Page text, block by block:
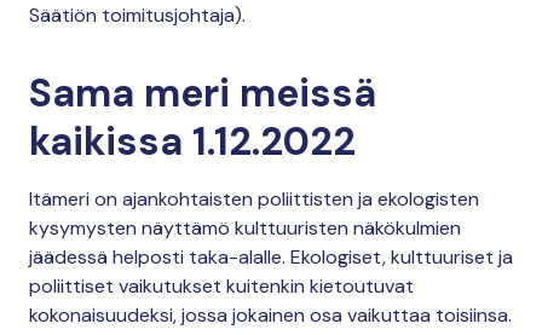
Säätiön toimitusjohtaja).
Sama meri meissä
kaikissa 1.12.2022
Itämeri on ajankohtaisten poliittisten ja ekologisten
kysymysten näyttämö kulttuuristen näkökulmien
jäädessä helposti taka-alalle. Ekologiset, kulttuuriset ja
poliittiset vaikutukset kuitenkin kietoutuvat
kokonaisuudeksi, jossa jokainen osa vaikuttaa toisiinsa.